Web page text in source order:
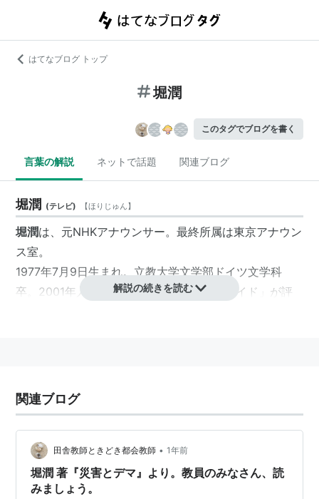
はてなブログ トップ
堀潤
このタグでブログを書く
言葉の解説 ネットで話題 関連ブログ
堀潤 (テレビ) 【ほりじゅん】
堀潤は、元NHKアナウンサー。最終所属は東京アナウン
ス室。
1977年7月9日生まれ。立教大学文学部ドイツ文学科
卒。2001年入局。岡山放送局「きびきびワイド」が評
ンゼルス校に客員研究員として派遣され、SNSの活用等
を研究していた。
2012年6月、評論家の宇野常寛らとともに、市民メディ
ア「8bit News」を設立、運営主体としてNPOも立ち上
げた。
2013年3月19日、同年4月1日付でNHKを退職することが
解説の続きを読む
関連ブログ
田舎教師ときどき都会教師 • 1年前
堀潤 著『災害とデマ』より。教員のみなさん、読
みましょう。